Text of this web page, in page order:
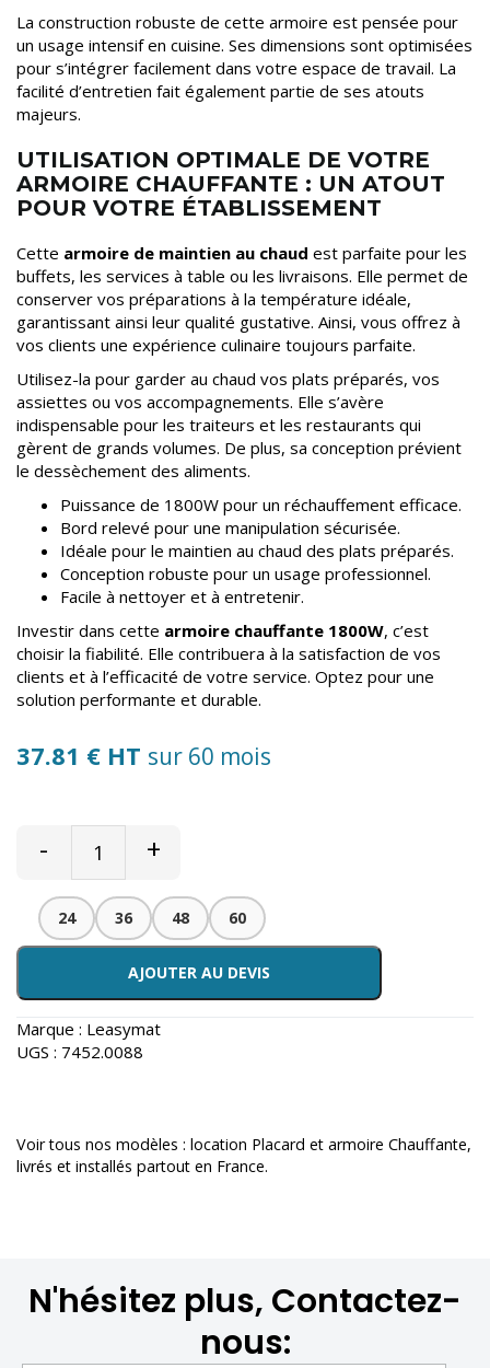
La construction robuste de cette armoire est pensée pour
un usage intensif en cuisine. Ses dimensions sont optimisées
pour s’intégrer facilement dans votre espace de travail. La
facilité d’entretien fait également partie de ses atouts
majeurs.
UTILISATION OPTIMALE DE VOTRE
ARMOIRE CHAUFFANTE : UN ATOUT
POUR VOTRE ÉTABLISSEMENT
Cette armoire de maintien au chaud est parfaite pour les
buffets, les services à table ou les livraisons. Elle permet de
conserver vos préparations à la température idéale,
garantissant ainsi leur qualité gustative. Ainsi, vous offrez à
vos clients une expérience culinaire toujours parfaite.
Utilisez-la pour garder au chaud vos plats préparés, vos
assiettes ou vos accompagnements. Elle s’avère
indispensable pour les traiteurs et les restaurants qui
gèrent de grands volumes. De plus, sa conception prévient
le dessèchement des aliments.
Puissance de 1800W pour un réchauffement efficace.
Bord relevé pour une manipulation sécurisée.
Idéale pour le maintien au chaud des plats préparés.
Conception robuste pour un usage professionnel.
Facile à nettoyer et à entretenir.
Investir dans cette armoire chauffante 1800W, c’est
choisir la fiabilité. Elle contribuera à la satisfaction de vos
clients et à l’efficacité de votre service. Optez pour une
solution performante et durable.
37.81 € HT sur 60 mois
- +
24 36 48 60
AJOUTER AU DEVIS
Marque : Leasymat
UGS : 7452.0088
Voir tous nos modèles : location Placard et armoire Chauffante,
livrés et installés partout en France.
N'hésitez plus, Contactez-
nous: